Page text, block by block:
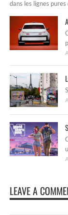
dans les lignes pures
LEAVE A